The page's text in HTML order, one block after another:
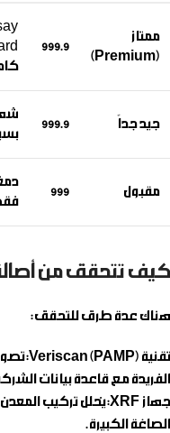
ممتاز
(Premium)
999.9
جيد جداً 999.9
مقبول 999
كيف تتحقق من
هناك عدة طرق للتحقق:
تقنية Veriscan (PAMP):
الفريدة مع قاعدة بيانات
جهاز XRF:
يُحلل تركيب
الصاغة الكبيرة.